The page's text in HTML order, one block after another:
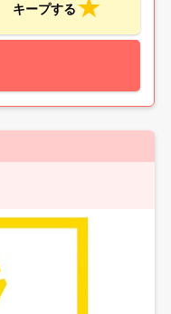
キープする